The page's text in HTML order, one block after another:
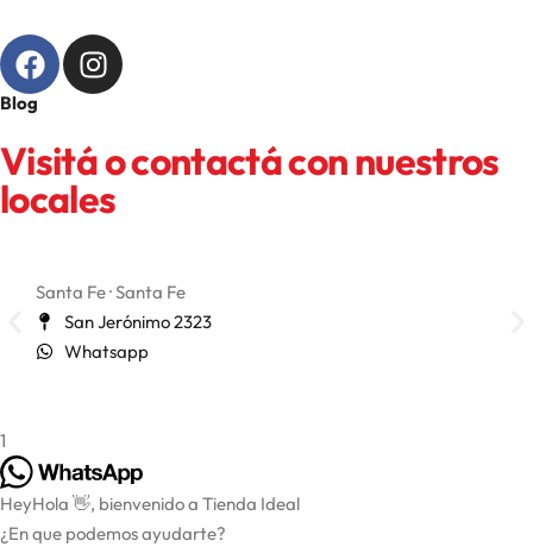
Blog
Visitá o contactá con nuestros
locales
Santa Fe · Santa Fe
San Jerónimo 2323
Whatsapp
1
HeyHola 👋, bienvenido a Tienda Ideal
¿En que podemos ayudarte?